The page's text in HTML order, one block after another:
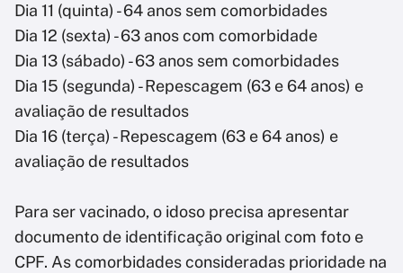
Dia 11 (quinta) - 64 anos sem comorbidades
Dia 12 (sexta) - 63 anos com comorbidade
Dia 13 (sábado) - 63 anos sem comorbidades
Dia 15 (segunda) - Repescagem (63 e 64 anos) e
avaliação de resultados
Dia 16 (terça) - Repescagem (63 e 64 anos) e
avaliação de resultados
Para ser vacinado, o idoso precisa apresentar
documento de identificação original com foto e
CPF. As comorbidades consideradas prioridade na